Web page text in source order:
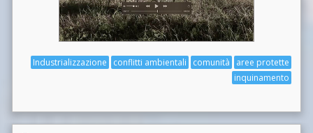
aree protette
comunità
conflitti ambientali
Industrializzazione
inquinamento